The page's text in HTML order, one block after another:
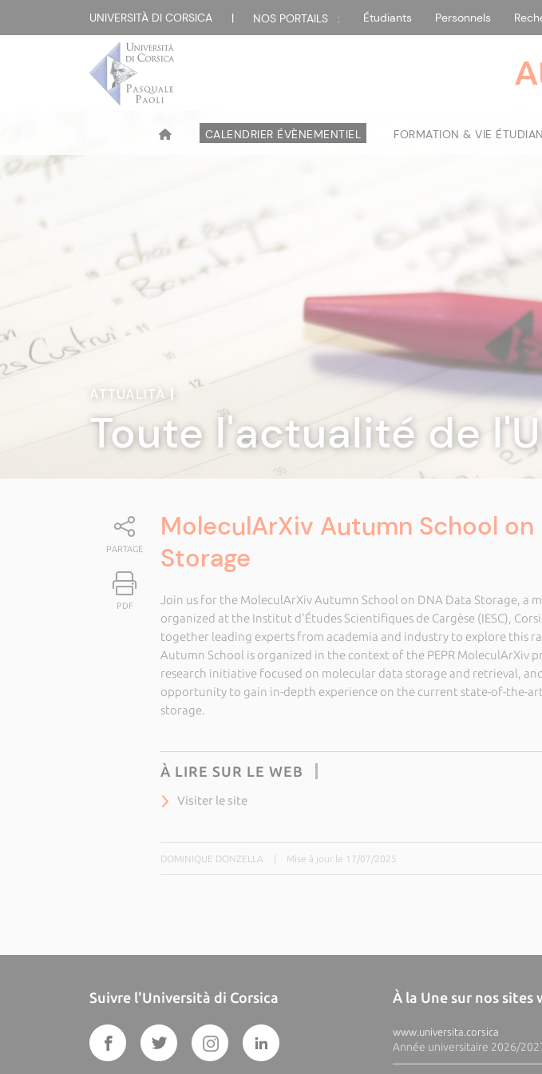
UNIVERSITÀ DI CORSICA | NOS PORTAILS : Étudiants Personnels
CALENDRIER ÉVÈNEMENTIEL FORMATION & VIE
ATTUALITÀ|
Toute l'actualité de
PARTAGE
PDF
MoleculArXiv Autumn School on
Storage
Join us for the MoleculArXiv Autumn School on DNA Data Storage, a
organized at the Institut d'Études Scientifiques de Cargèse (IESC),
together leading experts from academia and industry to explore this
Autumn School is organized in the context of the PEPR MoleculArXiv
research initiative focused on molecular data storage and retrieval,
opportunity to gain in-depth experience on the current state-of-the-
storage.
À LIRE SUR LE WEB
Visiter le site
DOMINIQUE DONZELLA Mise à jour le 17/07/2025
Suivre l'Università di Corsica À la Une sur nos sites
www.universita.corsica
Année universitaire 2026/